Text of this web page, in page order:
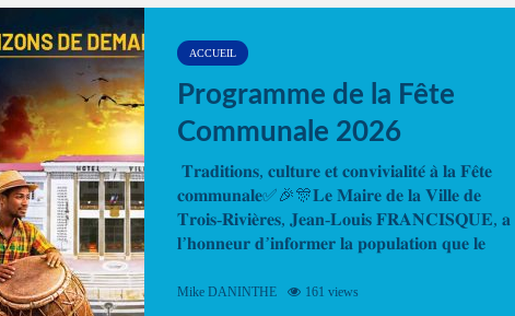
ACCUEIL
Programme de la Fête
Communale 2026
𝐓𝐫𝐚𝐝𝐢𝐭𝐢𝐨𝐧𝐬, 𝐜𝐮𝐥𝐭𝐮𝐫𝐞 𝐞𝐭 𝐜𝐨𝐧𝐯𝐢𝐯𝐢𝐚𝐥𝐢𝐭𝐞́ 𝐚̀ 𝐥𝐚 𝐅𝐞̂𝐭𝐞
𝐜𝐨𝐦𝐦𝐮𝐧𝐚𝐥𝐞✅🎉🎊𝐋𝐞 𝐌𝐚𝐢𝐫𝐞 𝐝𝐞 𝐥𝐚 𝐕𝐢𝐥𝐥𝐞 𝐝𝐞
𝐓𝐫𝐨𝐢𝐬-𝐑𝐢𝐯𝐢𝐞̀𝐫𝐞𝐬, 𝐉𝐞𝐚𝐧-𝐋𝐨𝐮𝐢𝐬 𝐅𝐑𝐀𝐍𝐂𝐈𝐒𝐐𝐔𝐄, 𝐚
𝐥’𝐡𝐨𝐧𝐧𝐞𝐮𝐫 𝐝’𝐢𝐧𝐟𝐨𝐫𝐦𝐞𝐫 𝐥𝐚 𝐩𝐨𝐩𝐮𝐥𝐚𝐭𝐢𝐨𝐧 𝐪𝐮𝐞 𝐥𝐞
Mike DANINTHE 161 views